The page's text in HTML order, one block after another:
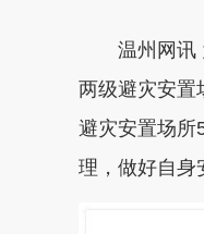
温州网讯
两级避灾安置
避灾安置场所
理，做好自身